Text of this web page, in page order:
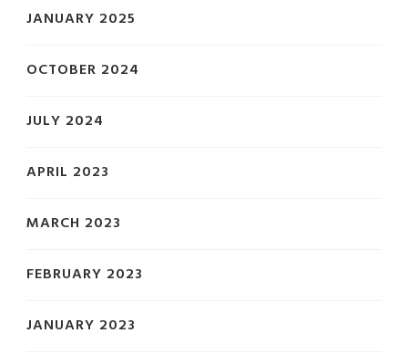
JANUARY 2025
OCTOBER 2024
JULY 2024
APRIL 2023
MARCH 2023
FEBRUARY 2023
JANUARY 2023